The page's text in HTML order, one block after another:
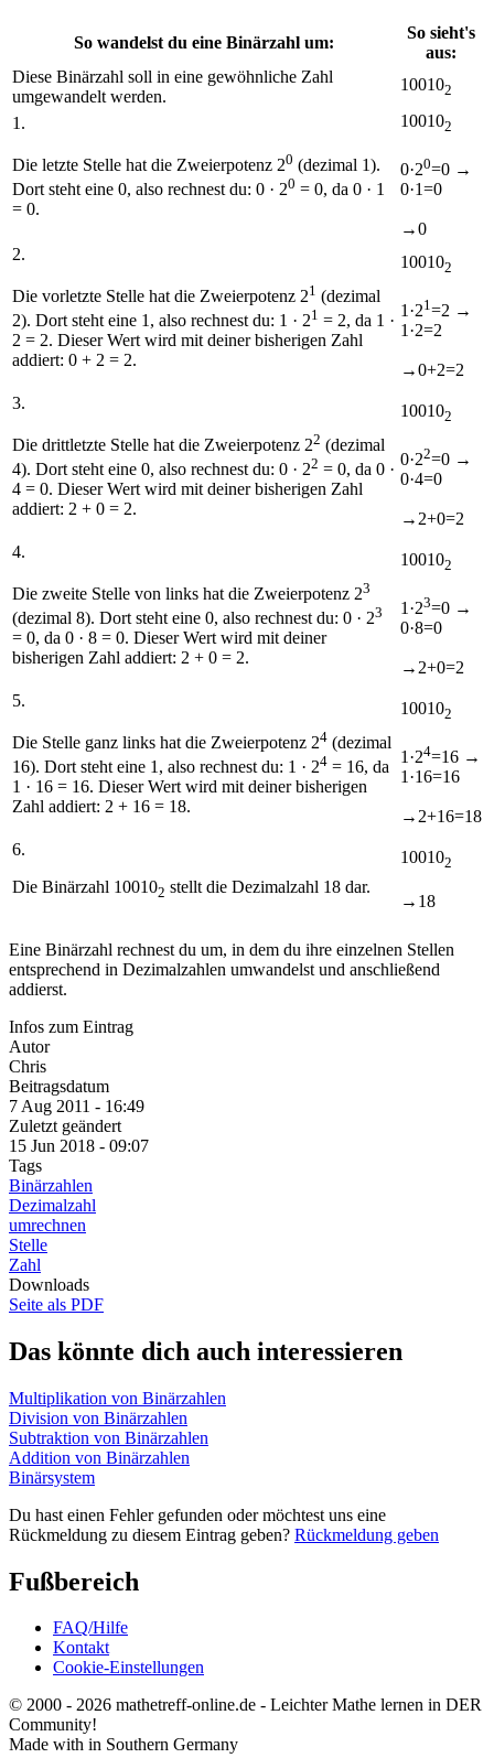
So wandelst du eine Binärzahl um:
So sieht's
aus:
Diese Binärzahl soll in eine gewöhnliche Zahl
umgewandelt werden.
100102
1.
Die letzte Stelle hat die Zweierpotenz 20 (dezimal 1).
Dort steht eine 0, also rechnest du: 0 · 20 = 0, da 0 · 1
= 0.
100102
0·20=0 →
0·1=0
→0
2.
Die vorletzte Stelle hat die Zweierpotenz 21 (dezimal
2). Dort steht eine 1, also rechnest du: 1 · 21 = 2, da 1 ·
2 = 2. Dieser Wert wird mit deiner bisherigen Zahl
addiert: 0 + 2 = 2.
100102
1·21=2 →
1·2=2
→0+2=2
3.
Die drittletzte Stelle hat die Zweierpotenz 22 (dezimal
4). Dort steht eine 0, also rechnest du: 0 · 22 = 0, da 0 ·
4 = 0. Dieser Wert wird mit deiner bisherigen Zahl
addiert: 2 + 0 = 2.
100102
0·22=0 →
0·4=0
→2+0=2
4.
Die zweite Stelle von links hat die Zweierpotenz 23
(dezimal 8). Dort steht eine 0, also rechnest du: 0 · 23
= 0, da 0 · 8 = 0. Dieser Wert wird mit deiner
bisherigen Zahl addiert: 2 + 0 = 2.
100102
1·23=0 →
0·8=0
→2+0=2
5.
Die Stelle ganz links hat die Zweierpotenz 24 (dezimal
16). Dort steht eine 1, also rechnest du: 1 · 24 = 16, da
1 · 16 = 16. Dieser Wert wird mit deiner bisherigen
Zahl addiert: 2 + 16 = 18.
100102
1·24=16 →
1·16=16
→2+16=18
6.
Die Binärzahl 100102 stellt die Dezimalzahl 18 dar.
100102
→18
Eine Binärzahl rechnest du um, in dem du ihre einzelnen Stellen
entsprechend in Dezimalzahlen umwandelst und anschließend
addierst.
Infos zum Eintrag
Autor
Chris
Beitragsdatum
7 Aug 2011 - 16:49
Zuletzt geändert
15 Jun 2018 - 09:07
Tags
Binärzahlen
Dezimalzahl
umrechnen
Stelle
Zahl
Downloads
Seite als PDF
Das könnte dich auch interessieren
Multiplikation von Binärzahlen
Division von Binärzahlen
Subtraktion von Binärzahlen
Addition von Binärzahlen
Binärsystem
Du hast einen Fehler gefunden oder möchtest uns eine
Rückmeldung zu diesem Eintrag geben? Rückmeldung geben
Fußbereich
FAQ/Hilfe
Kontakt
Cookie-Einstellungen
© 2000 - 2026 mathetreff-online.de - Leichter Mathe lernen in DER
Community!
Made with in Southern Germany